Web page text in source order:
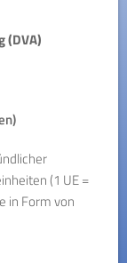
(DVA)
(1 UE =
in Form von